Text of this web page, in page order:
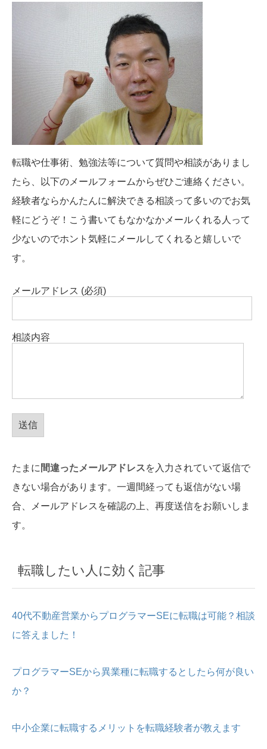
転職や仕事術、勉強法等について質問や相談がありまし
たら、以下のメールフォームからぜひご連絡ください。
経験者ならかんたんに解決できる相談って多いのでお気
軽にどうぞ！こう書いてもなかなかメールくれる人って
少ないのでホント気軽にメールしてくれると嬉しいで
す。
メールアドレス (必須)
相談内容
たまに 間違ったメールアドレスを入力されていて返信で
きない場合があります。一週間経っても返信がない場
合、メールアドレスを確認の上、再度送信をお願いしま
す。
転職したい人に効く記事
40代不動産営業からプログラマーSEに転職は可能？相談
に答えました！
プログラマーSEから異業種に転職するとしたら何が良い
か？
中小企業に転職するメリットを転職経験者が教えます